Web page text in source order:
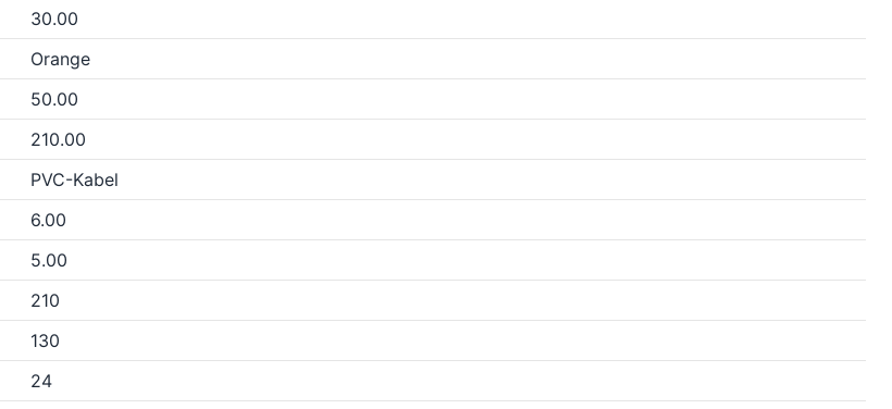
30.00
Orange
50.00
210.00
PVC-Kabel
6.00
5.00
210
130
24